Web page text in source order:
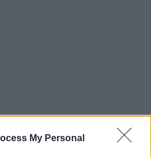
My Personal